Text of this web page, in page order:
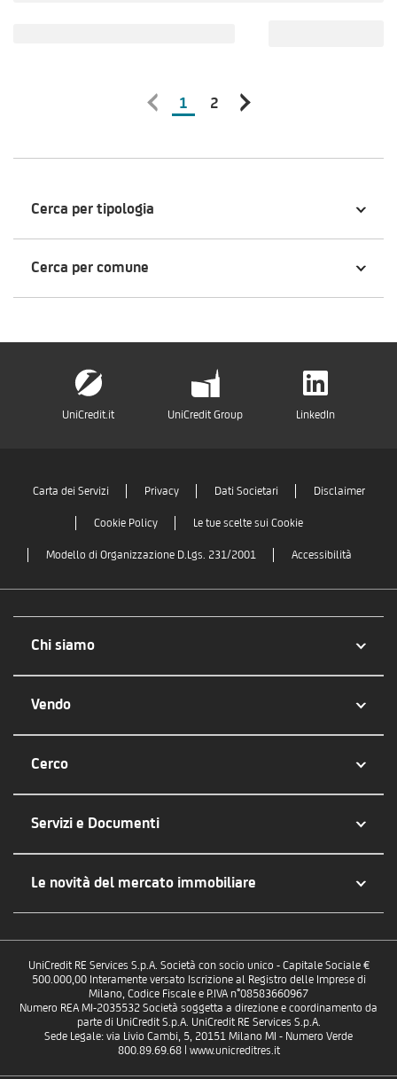
1 2
Cerca per tipologia
Cerca per comune
UniCredit.it UniCredit Group LinkedIn
Carta dei Servizi Privacy Dati Societari Disclaimer
Cookie Policy Le tue scelte sui Cookie
Modello di Organizzazione D.Lgs. 231/2001 Accessibilità
Chi siamo
Vendo
Cerco
Servizi e Documenti
Le novità del mercato immobiliare
UniCredit RE Services S.p.A. Società con socio unico - Capitale Sociale €
500.000,00 Interamente versato Iscrizione al Registro delle Imprese di
Milano, Codice Fiscale e P.IVA n°08583660967
Numero REA MI-2035532 Società soggetta a direzione e coordinamento da
parte di UniCredit S.p.A. UniCredit RE Services S.p.A.
Sede Legale: via Livio Cambi, 5, 20151 Milano MI - Numero Verde
800.89.69.68 | www.unicreditres.it